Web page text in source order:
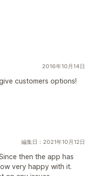
2016年10月14日
customers options!
編集日：2021年10月12日
then the app has
very happy with it.